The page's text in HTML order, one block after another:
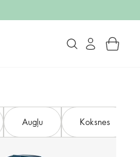
Augļu Koksnes